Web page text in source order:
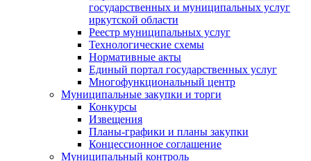
государственных и муниципальных услуг
иркутской области
Реестр муниципальных услуг
Технологические схемы
Нормативные акты
Единый портал государственных услуг
Многофункциональный центр
Муниципальные закупки и торги
Конкурсы
Извещения
Планы-графики и планы закупки
Концессионное соглашение
Муниципальный контроль